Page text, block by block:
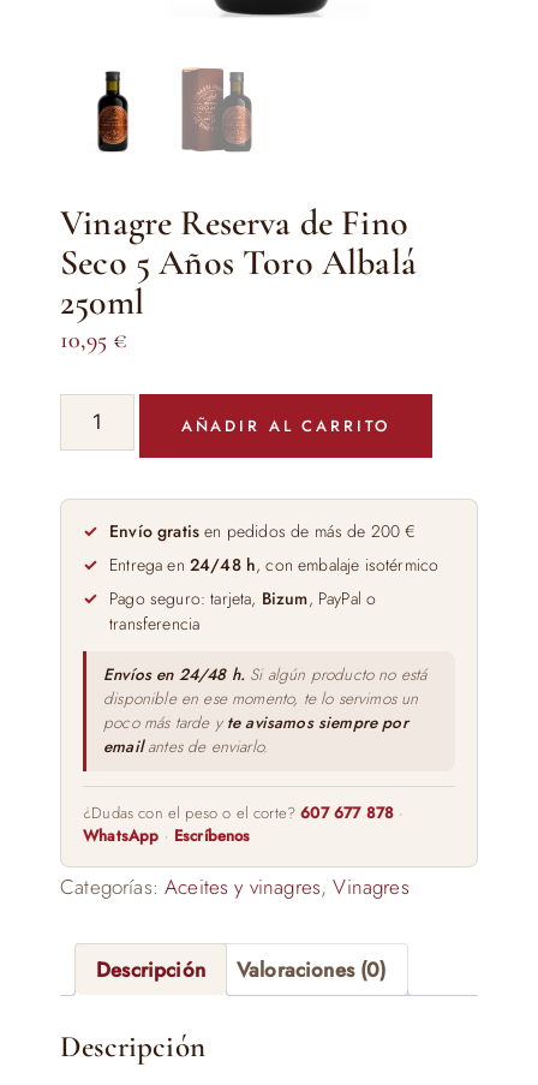
Vinagre Reserva de Fino
Seco 5 Años Toro Albalá
250ml
10,95 €
Vinagre
Reserva
Fino
Seco
Años
Albalá
250ml
cantidad
AÑADIR AL CARRITO
Envío gratis en pedidos de más de 200 €
Entrega en 24/48 h, con embalaje isotérmico
Pago seguro: tarjeta, Bizum, PayPal o
transferencia
Envíos en 24/48 h. Si algún producto no está
disponible en ese momento, te lo servimos un
poco más tarde y te avisamos siempre por
emailantes de enviarlo.
¿Dudas con el peso o el corte?607 677 878 ·
WhatsApp · Escríbenos
Categorías:Aceites y vinagres,Vinagres
Descripción Valoraciones (0)
Descripción